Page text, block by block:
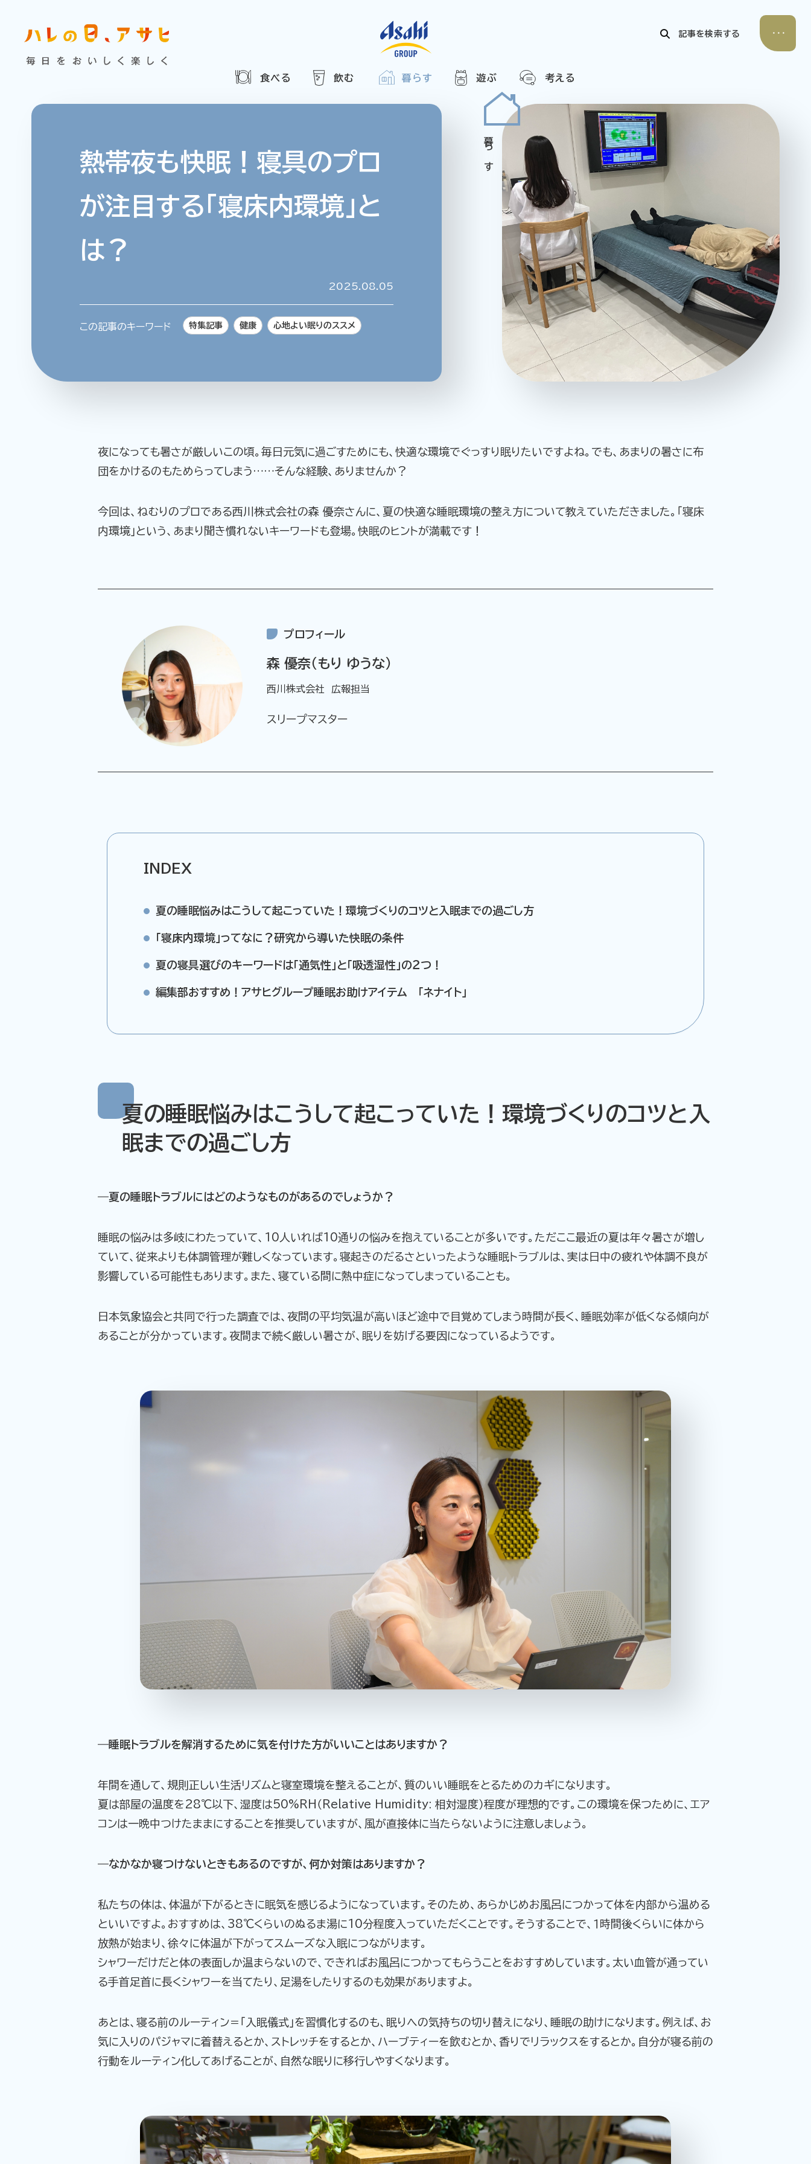
食べる 飲む 暮らす 遊ぶ 考える
記事を検索する
暮らす
考える
連載 アサヒの人
歴史 夏のビール特集2025
ウイスキー 大阪・関西万博
浅草特集2025 おでかけ
池波正太郎 浅草 レシピ
みんなで乾杯 アサヒのひと図鑑
HOME
ABOUT
アサヒグループ公式チャンネル
公式アカウント一覧
ニュースリリース プライバシーポリシー ご利用規約
熱帯夜も快眠！寝具のプロ
が注目する「寝床内環境」と
は？
2025.08.05
この記事のキーワード 特集記事 健康 心地よい眠りのススメ
夜になっても暑さが厳しいこの頃。毎日元気に過ごすためにも、快適な環境でぐっすり眠りたいですよね。でも、あまりの暑さに布
団をかけるのもためらってしまう……そんな経験、ありませんか？
今回は、ねむりのプロである西川株式会社の森 優奈さんに、夏の快適な睡眠環境の整え方について教えていただきました。「寝床
内環境」という、あまり聞き慣れないキーワードも登場。快眠のヒントが満載です！
プロフィール
森 優奈（もり ゆうな）
西川株式会社 広報担当
スリープマスター
INDEX
夏の睡眠悩みはこうして起こっていた！環境づくりのコツと入眠までの過ごし方
「寝床内環境」ってなに？研究から導いた快眠の条件
夏の寝具選びのキーワードは「通気性」と「吸透湿性」の２つ！
編集部おすすめ！アサヒグループ睡眠お助けアイテム 「ネナイト」
夏の睡眠悩みはこうして起こっていた！環境づくりのコツと入
眠までの過ごし方
―夏の睡眠トラブルにはどのようなものがあるのでしょうか？
睡眠の悩みは多岐にわたっていて、10人いれば10通りの悩みを抱えていることが多いです。ただここ最近の夏は年々暑さが増し
ていて、従来よりも体調管理が難しくなっています。寝起きのだるさといったような睡眠トラブルは、実は日中の疲れや体調不良が
影響している可能性もあります。また、寝ている間に熱中症になってしまっていることも。
日本気象協会と共同で行った調査では、夜間の平均気温が高いほど途中で目覚めてしまう時間が長く、睡眠効率が低くなる傾向が
あることが分かっています。夜間まで続く厳しい暑さが、眠りを妨げる要因になっているようです。
―睡眠トラブルを解消するために気を付けた方がいいことはありますか？
年間を通して、規則正しい生活リズムと寝室環境を整えることが、質のいい睡眠をとるためのカギになります。
夏は部屋の温度を28℃以下、湿度は50%RH（Relative Humidity: 相対湿度）程度が理想的です。この環境を保つために、エア
コンは一晩中つけたままにすることを推奨していますが、風が直接体に当たらないように注意しましょう。
―なかなか寝つけないときもあるのですが、何か対策はありますか？
私たちの体は、体温が下がるときに眠気を感じるようになっています。そのため、あらかじめお風呂につかって体を内部から温める
といいですよ。おすすめは、38℃くらいのぬるま湯に10分程度入っていただくことです。そうすることで、１時間後くらいに体から
放熱が始まり、徐々に体温が下がってスムーズな入眠につながります。
シャワーだけだと体の表面しか温まらないので、できればお風呂につかってもらうことをおすすめしています。太い血管が通ってい
る手首足首に長くシャワーを当てたり、足湯をしたりするのも効果がありますよ。
あとは、寝る前のルーティン＝「入眠儀式」を習慣化するのも、眠りへの気持ちの切り替えになり、睡眠の助けになります。例えば、お
気に入りのパジャマに着替えるとか、ストレッチをするとか、ハーブティーを飲むとか、香りでリラックスをするとか。自分が寝る前の
行動をルーティン化してあげることが、自然な眠りに移行しやすくなります。